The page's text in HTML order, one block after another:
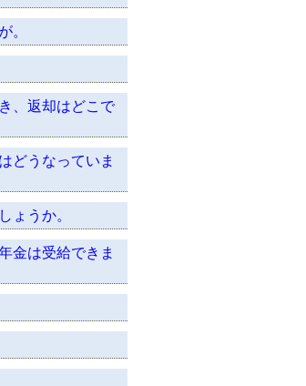
。
、返却はどこで
どうなっていま
ょうか。
金は受給できま